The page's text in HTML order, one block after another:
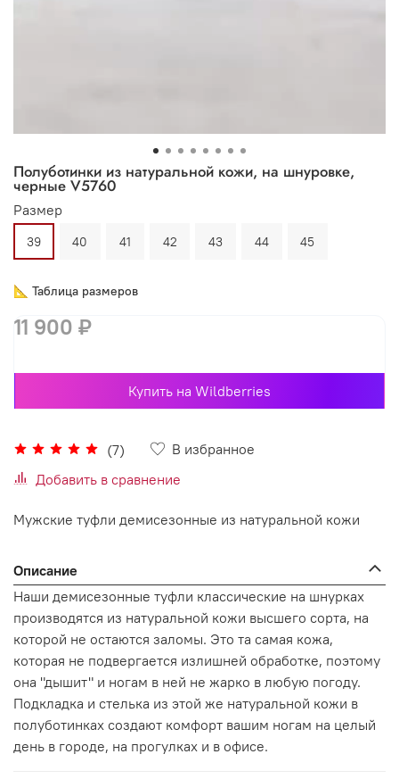
Полуботинки из натуральной кожи, на шнуровке,
черные V5760
(7)
В избранное
Добавить в сравнение
Размер
39 40 41 42 43 44 45
📐 Таблица размеров
11 900 ₽
Купить на Wildberries
Мужские туфли демисезонные из натуральной кожи
Описание
Наши демисезонные туфли классические на шнурках
производятся из натуральной кожи высшего сорта, на
которой не остаются заломы. Это та самая кожа,
которая не подвергается излишней обработке, поэтому
она "дышит" и ногам в ней не жарко в любую погоду.
Подкладка и стелька из этой же натуральной кожи в
полуботинках создают комфорт вашим ногам на целый
день в городе, на прогулках и в офисе.